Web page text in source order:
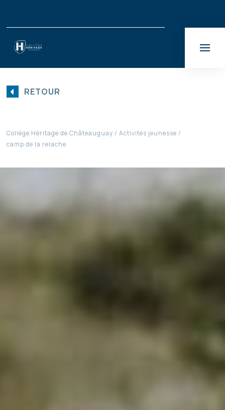
RETOUR
Collège Héritage de Châteauguay
Activités jeunesse
camp de la relache